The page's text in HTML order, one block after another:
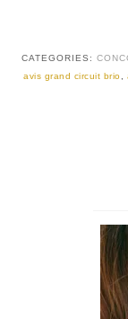
CATEGORIES:
avis grand circuit brio